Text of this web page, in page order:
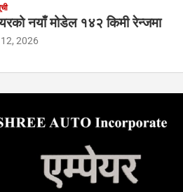
नयाँ मोडेल १४२ किमी रेन्जमा
2026